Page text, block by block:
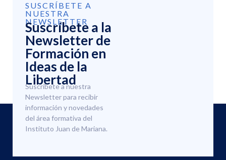
SUSCRÍBETE A
NUESTRA
NEWSLETTER
Suscríbete a la
Newsletter de
Formación en
Ideas de la
Libertad
Suscríbete a nuestra
Newsletter para recibir
información y novedades
del área formativa del
Instituto Juan de Mariana.